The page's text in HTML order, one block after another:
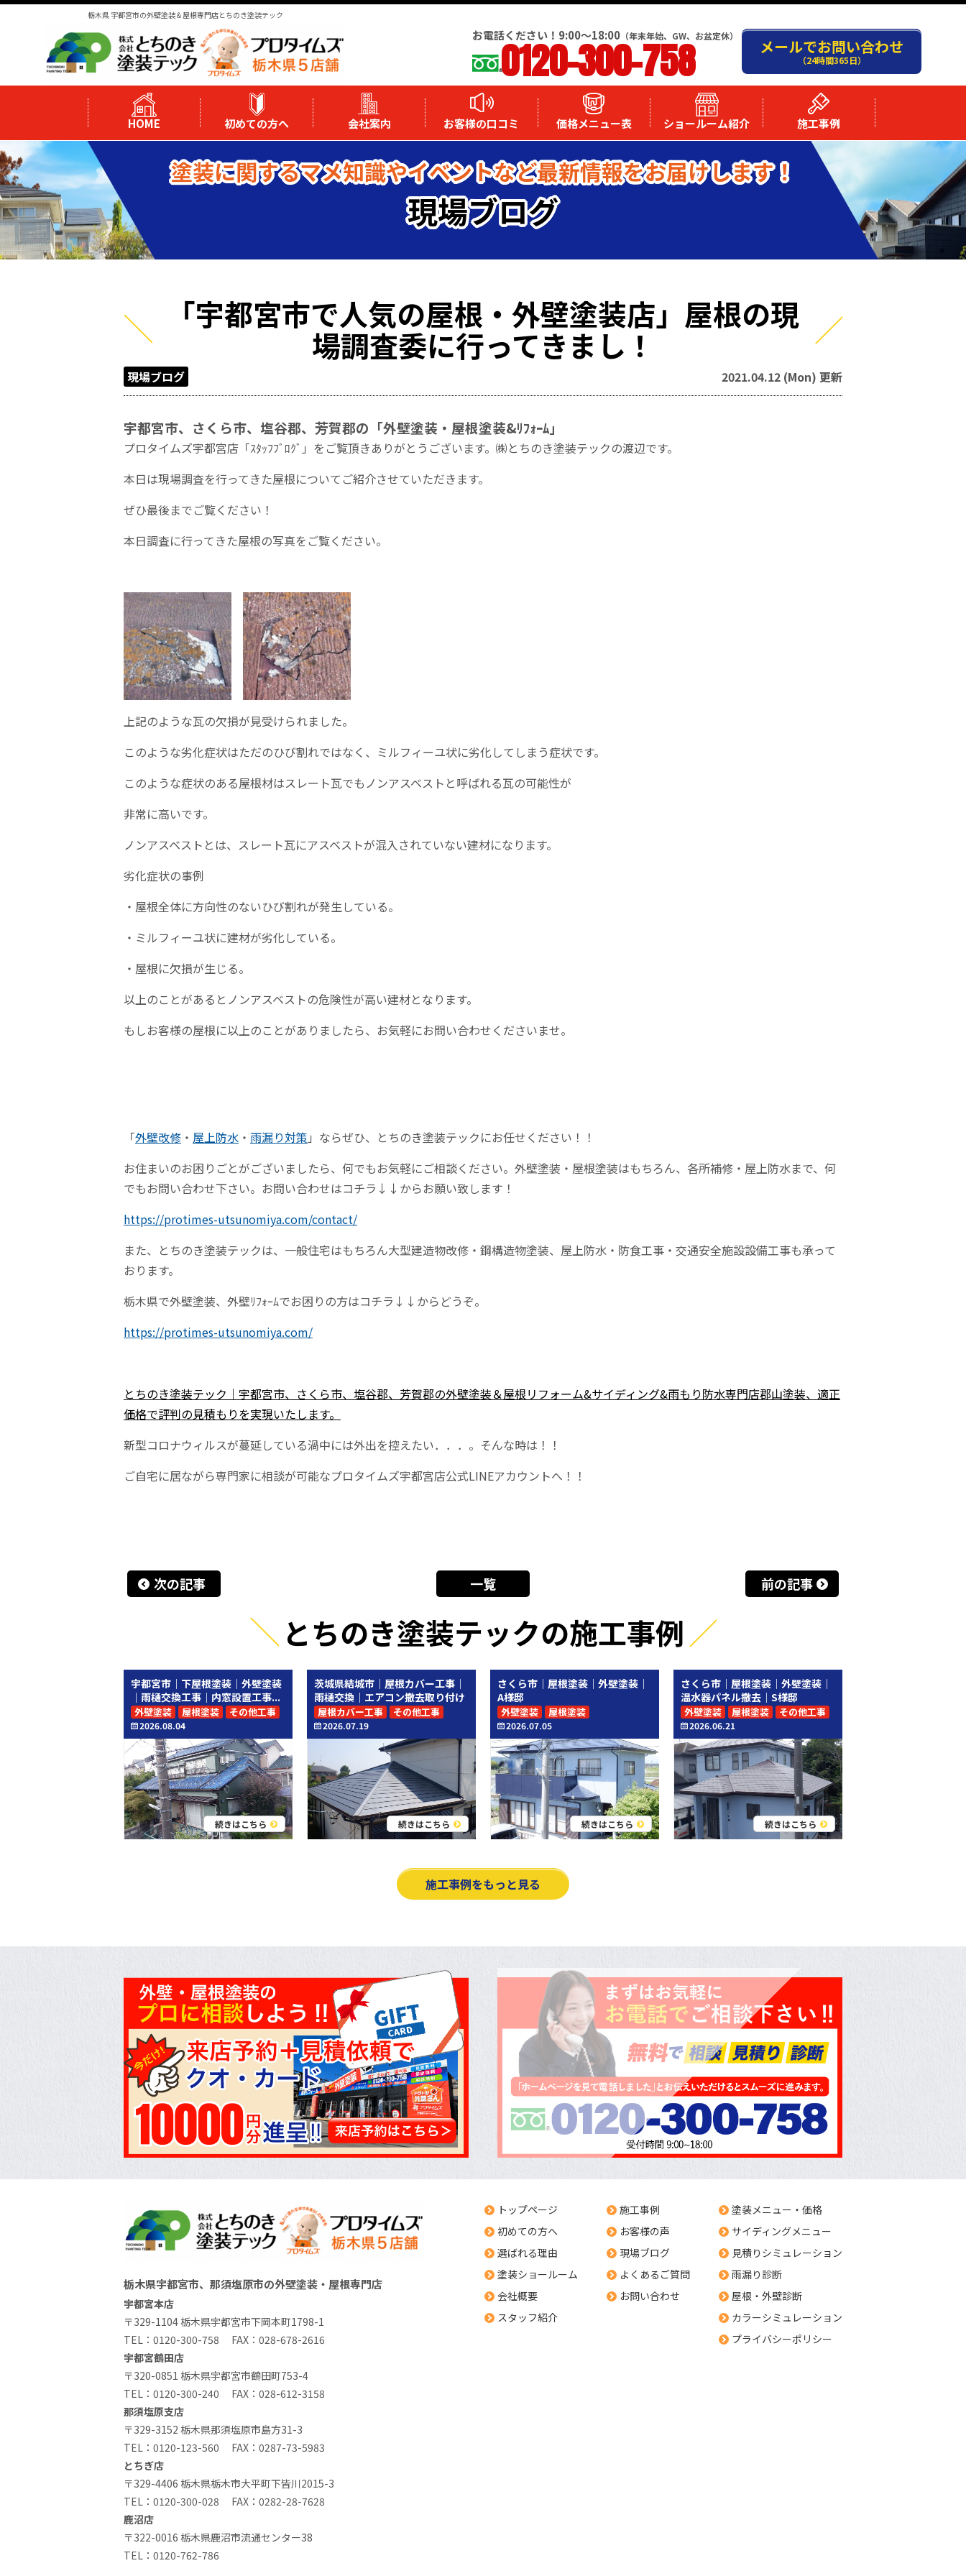
栃木県 宇都宮市の外壁塗装＆屋根専門店とちのき塗装テック
お電話ください！9:00～18:00 （年末年始、GW、お盆定休）
0120-300-758 メールでお問い合わせ
（24時間365日）
HOME 初めての方へ 会社案内 お客様の口コミ 価格メニュー表 ショールーム紹介 施工事例
塗装に関するマメ知識やイベントなど最新情報をお届けします！
現場ブログ
「宇都宮市で人気の屋根・外壁塗装店」屋根の現
場調査委に行ってきまし！
現場ブログ 2021.04.12 (Mon) 更新
宇都宮市、さくら市、塩谷郡、芳賀郡の「外壁塗装・屋根塗装&ﾘﾌｫｰﾑ」
プロタイムズ宇都宮店「ｽﾀｯﾌﾌﾞﾛｸﾞ」をご覧頂きありがとうございます。㈱とちのき塗装テックの渡辺です。
本日は現場調査を行ってきた屋根についてご紹介させていただきます。
ぜひ最後までご覧ください！
本日調査に行ってきた屋根の写真をご覧ください。
上記のような瓦の欠損が見受けられました。
このような劣化症状はただのひび割れではなく、ミルフィーユ状に劣化してしまう症状です。
このような症状のある屋根材はスレート瓦でもノンアスベストと呼ばれる瓦の可能性が
非常に高いです。
ノンアスベストとは、スレート瓦にアスベストが混入されていない建材になります。
劣化症状の事例
・屋根全体に方向性のないひび割れが発生している。
・ミルフィーユ状に建材が劣化している。
・屋根に欠損が生じる。
以上のことがあるとノンアスベストの危険性が高い建材となります。
もしお客様の屋根に以上のことがありましたら、お気軽にお問い合わせくださいませ。
「外壁改修 ・ 屋上防水 ・ 雨漏り対策 」ならぜひ、とちのき塗装テックにお任せください！！
お住まいのお困りごとがございましたら、何でもお気軽にご相談ください。外壁塗装・屋根塗装はもちろん、各所補修・屋上防水まで、何
でもお問い合わせ下さい。お問い合わせはコチラ↓↓からお願い致します！
https://protimes-utsunomiya.com/contact/
また、とちのき塗装テックは、一般住宅はもちろん大型建造物改修・鋼構造物塗装、屋上防水・防食工事・交通安全施設設備工事も承って
おります。
栃木県で外壁塗装、外壁ﾘﾌｫｰﾑでお困りの方はコチラ↓↓からどうぞ。
https://protimes-utsunomiya.com/
とちのき塗装テック｜宇都宮市、さくら市、塩谷郡、芳賀郡の外壁塗装＆屋根リフォーム&サイディング&雨もり防水専門店郡山塗装、適正
価格で評判の見積もりを実現いたします。
新型コロナウィルスが蔓延している渦中には外出を控えたい．．．。そんな時は！！
ご自宅に居ながら専門家に相談が可能なプロタイムズ宇都宮店公式LINEアカウントへ！！
次の記事 一覧 前の記事
とちのき塗装テックの施工事例
宇都宮市｜下屋根塗装｜外壁塗装
｜雨樋交換工事｜内窓設置工事...
2026.08.04
続きはこちら
外壁塗装 屋根塗装 その他工事
茨城県結城市｜屋根カバー工事｜
雨樋交換｜エアコン撤去取り付け
2026.07.19
続きはこちら
屋根カバー工事 その他工事
さくら市｜屋根塗装｜外壁塗装｜
A様邸
2026.07.05
続きはこちら
外壁塗装 屋根塗装
さくら市｜屋根塗装｜外壁塗装｜
温水器パネル撤去｜S様邸
2026.06.21
続きはこちら
外壁塗装 屋根塗装 その他工事
施工事例をもっと見る
栃木県宇都宮市、那須塩原市の外壁塗装・屋根専門店
宇都宮本店
〒329-1104 栃木県宇都宮市下岡本町1798-1
TEL： 0120-300-758 FAX：028-678-2616
宇都宮鶴田店
〒320-0851 栃木県宇都宮市鶴田町753-4
TEL： 0120-300-240 FAX：028-612-3158
那須塩原支店
〒329-3152 栃木県那須塩原市島方31-3
TEL： 0120-123-560 FAX：0287-73-5983
とちぎ店
〒329-4406 栃木県栃木市大平町下皆川2015-3
TEL： 0120-300-028 FAX：0282-28-7628
鹿沼店
〒322-0016 栃木県鹿沼市流通センター38
TEL： 0120-762-786
トップページ
初めての方へ
選ばれる理由
塗装ショールーム
会社概要
スタッフ紹介
施工事例
お客様の声
現場ブログ
よくあるご質問
お問い合わせ
塗装メニュー・価格
サイディングメニュー
見積りシミュレーション
雨漏り診断
屋根・外壁診断
カラーシミュレーション
プライバシーポリシー